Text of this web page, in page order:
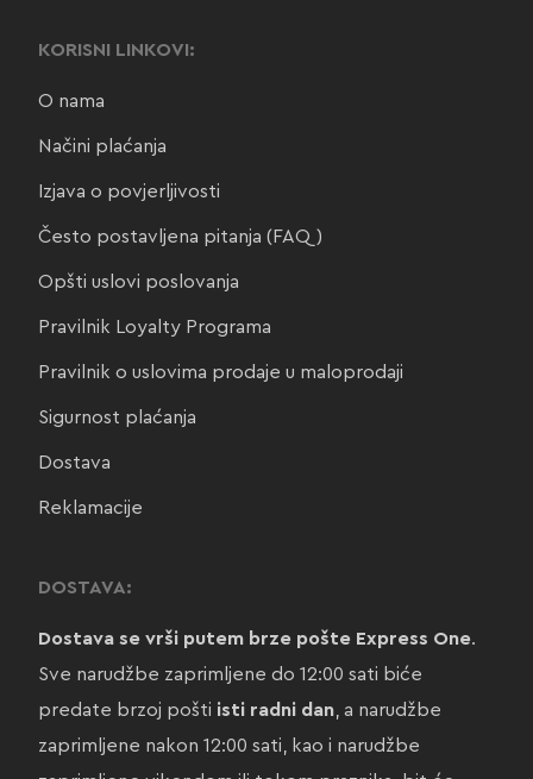
KORISNI LINKOVI:
O nama
Načini plaćanja
Izjava o povjerljivosti
Često postavljena pitanja (FAQ)
Opšti uslovi poslovanja
Pravilnik Loyalty Programa
Pravilnik o uslovima prodaje u maloprodaji
Sigurnost plaćanja
Dostava
Reklamacije
DOSTAVA:
Dostava se vrši putem brze pošte Express One.
Sve narudžbe zaprimljene do 12:00 sati biće
predate brzoj pošti isti radni dan, a narudžbe
zaprimljene nakon 12:00 sati, kao i narudžbe